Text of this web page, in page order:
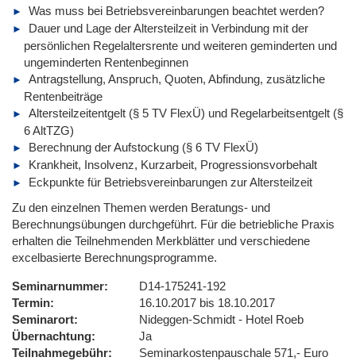
Was muss bei Betriebsvereinbarungen beachtet werden?
Dauer und Lage der Altersteilzeit in Verbindung mit der
persönlichen Regelaltersrente und weiteren geminderten und
ungeminderten Rentenbeginnen
Antragstellung, Anspruch, Quoten, Abfindung, zusätzliche
Rentenbeiträge
Altersteilzeitentgelt (§ 5 TV FlexÜ) und Regelarbeitsentgelt (§
6 AltTZG)
Berechnung der Aufstockung (§ 6 TV FlexÜ)
Krankheit, Insolvenz, Kurzarbeit, Progressionsvorbehalt
Eckpunkte für Betriebsvereinbarungen zur Altersteilzeit
Zu den einzelnen Themen werden Beratungs- und
Berechnungsübungen durchgeführt. Für die betriebliche Praxis
erhalten die Teilnehmenden Merkblätter und verschiedene
excelbasierte Berechnungsprogramme.
Seminarnummer
D14-175241-192
Termin
16.10.2017 bis 18.10.2017
Seminarort
Nideggen-Schmidt - Hotel Roeb
Übernachtung
Ja
Teilnahmegebühr
Seminarkostenpauschale 571,- Euro